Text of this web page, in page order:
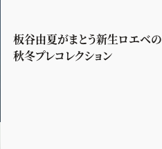
板谷由夏がまとう新生ロエベの
秋冬プレコレクション